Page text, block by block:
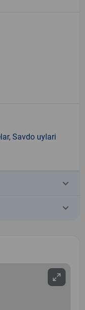
Savdo uylari
keyboard_arrow_down
keyboard_arrow_down